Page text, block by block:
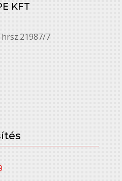
KFT
hrsz.21987/7